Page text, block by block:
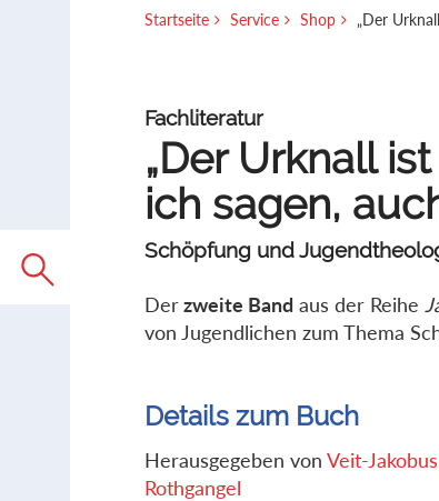
Startseite Service Shop „Der
Fachliteratur
„Der Urknall
ich sagen,
Schöpfung und
Derzweite Band aus der Reihe
von Jugendlichen zum Thema
Details zum Buch
Herausgegeben vonVeit-
Rothgangel